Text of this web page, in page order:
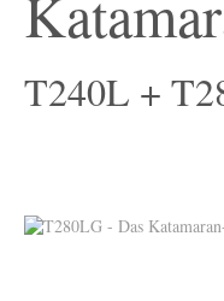
T240L +